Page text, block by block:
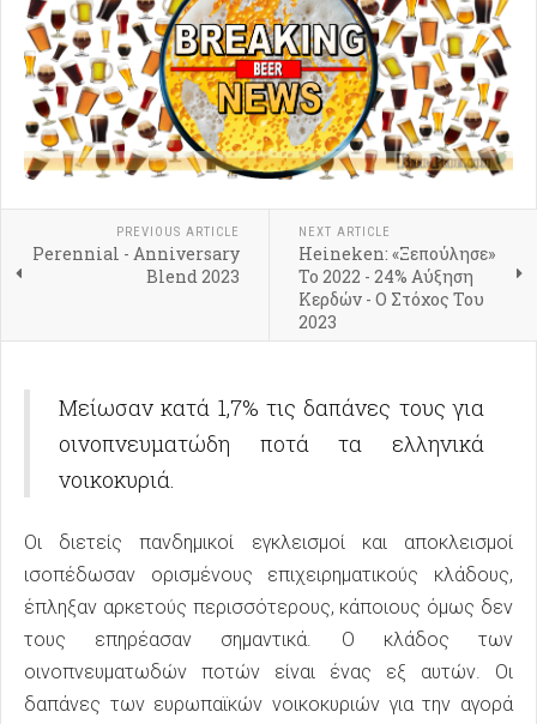
PREVIOUS ARTICLE
Perennial - Anniversary
Blend 2023
NEXT ARTICLE
Heineken: «Ξεπούλησε»
Το 2022 - 24% Αύξηση
Κερδών - Ο Στόχος Του
2023
Μείωσαν κατά 1,7% τις δαπάνες τους για
οινοπνευματώδη ποτά τα ελληνικά
νοικοκυριά.
Οι διετείς πανδημικοί εγκλεισμοί και αποκλεισμοί
ισοπέδωσαν ορισμένους επιχειρηματικούς κλάδους,
έπληξαν αρκετούς περισσότερους, κάποιους όμως δεν
τους επηρέασαν σημαντικά. Ο κλάδος των
οινοπνευματωδών ποτών είναι ένας εξ αυτών. Οι
δαπάνες των ευρωπαϊκών νοικοκυριών για την αγορά